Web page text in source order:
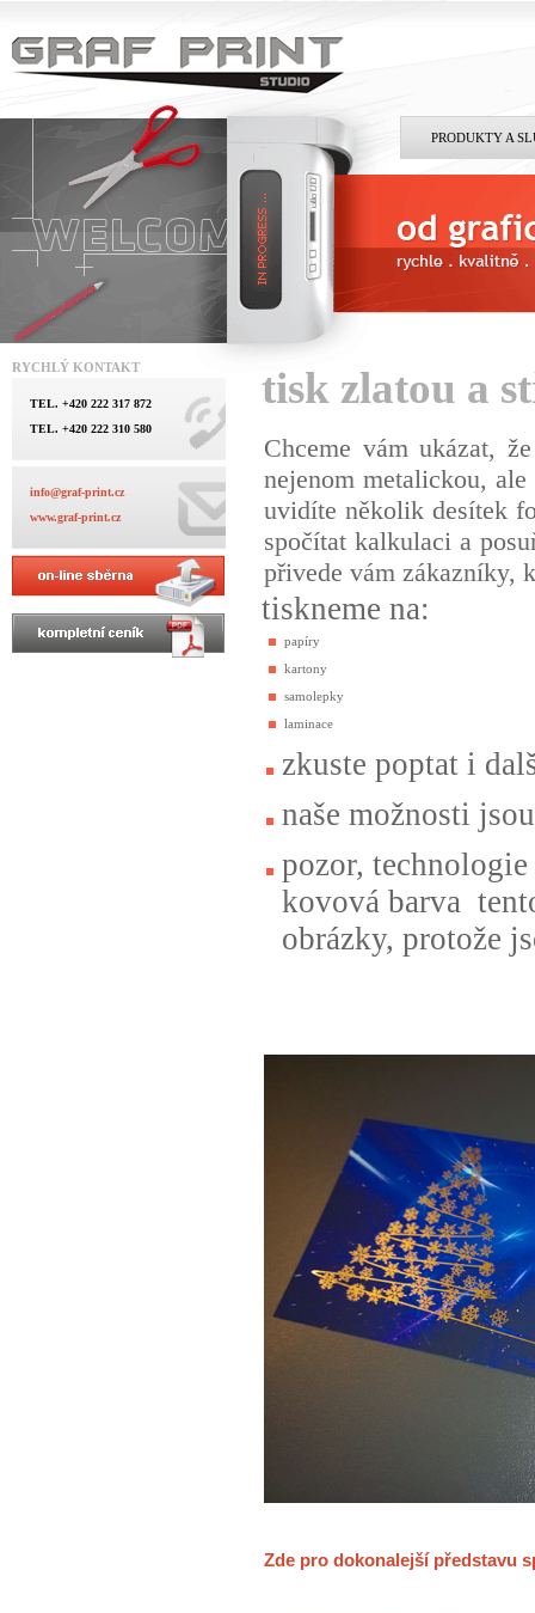
PRODUKTY A
tisk zlatou a
Chceme vám ukázat,
nejenom metalickou,
uvidíte několik desítek
spočítat kalkulaci a
přivede vám zákazníky,
tiskneme na:
papíry
kartony
samolepky
laminace
zkuste poptat i
naše možnosti
pozor,
kovová barva
obrázky, protože
Zde pro dokonalejší představu
RYCHLÝ KONTAKT
TEL. +420 222 317 872
TEL. +420 222 310 580
info@graf-print.cz
www.graf-print.cz